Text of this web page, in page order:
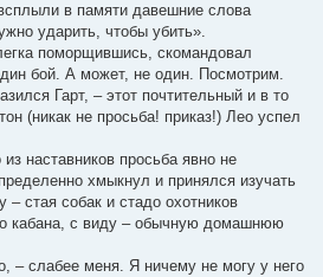
в памяти давешние слова
ударить, чтобы убить».
поморщившись, скомандовал
бой. А может, не один. Посмотрим.
Гарт, – этот почтительный и в то
(никак не просьба! приказ!) Лео успел
наставников просьба явно не
хмыкнул и принялся изучать
– стая собак и стадо охотников
кабана, с виду – обычную домашнюю
– слабее меня. Я ничему не могу у него